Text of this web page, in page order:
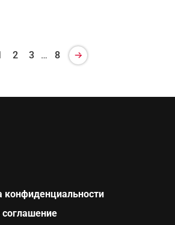
2 3 … 8
конфиденциальности
соглашение